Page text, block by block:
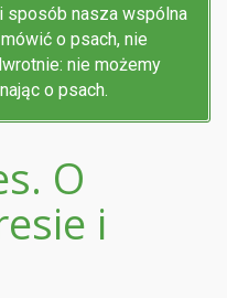
sposób nasza wspólna
o psach, nie
nie możemy
o psach.
O
i